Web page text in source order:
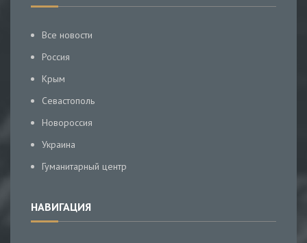
Все новости
Россия
Крым
Севастополь
Новороссия
Украина
Гуманитарный центр
НАВИГАЦИЯ